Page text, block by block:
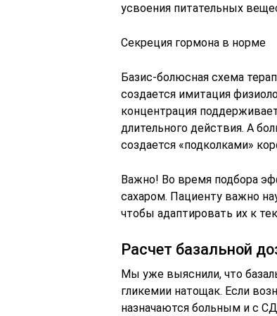
усвоения питательных
Секреция гормона в норме
Базис-болюсная схема
создается имитация
концентрация
длительного действия. А
создается «подколками»
Важно! Во время подбора
сахаром. Пациенту важно
чтобы адаптировать их к
Расчет базальной
Мы уже выяснили, что
гликемии натощак. Если
назначаются больным и с